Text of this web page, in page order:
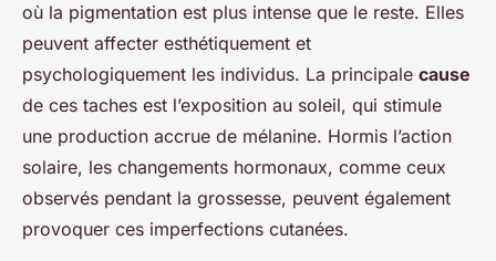
où la pigmentation est plus intense que le reste. Elles
peuvent affecter esthétiquement et
psychologiquement les individus. La principale cause
de ces taches est l’exposition au soleil, qui stimule
une production accrue de mélanine. Hormis l’action
solaire, les changements hormonaux, comme ceux
observés pendant la grossesse, peuvent également
provoquer ces imperfections cutanées.